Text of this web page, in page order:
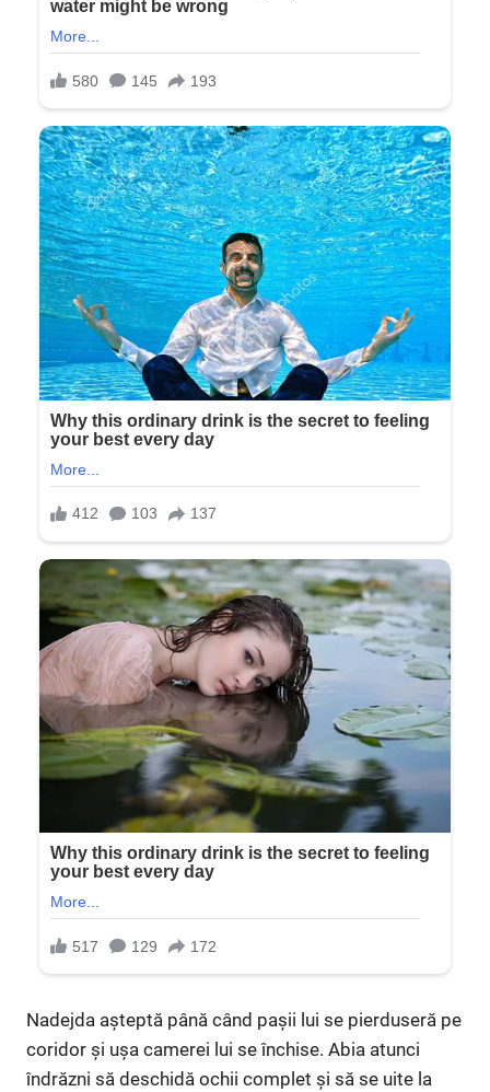
Nadejda așteptă până când pașii lui se pierduseră pe
coridor și ușa camerei lui se închise. Abia atunci
îndrăzni să deschidă ochii complet și să se uite la